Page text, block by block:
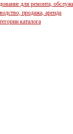
для ремонта,
продажа, аренда
каталога